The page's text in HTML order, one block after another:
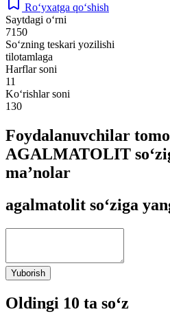
Ro‘yxatga qo‘shish
Saytdagi o‘rni
7150
So‘zning teskari yozilishi
tilotamlaga
Harflar soni
11
Ko‘rishlar soni
130
Foydalanuvchilar
AGALMATOLIT
ma’nolar
agalmatolit so‘ziga
Yuborish
Oldingi 10 ta so‘z